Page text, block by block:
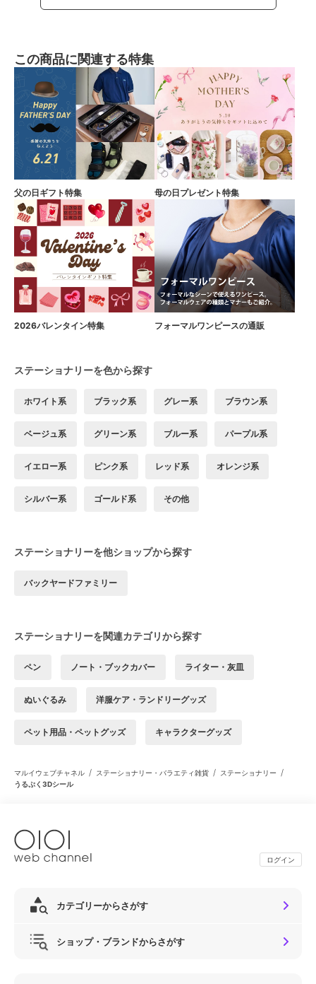
この商品に関連する特集
父の日ギフト特集 母の日プレゼント特集
2026バレンタイン特集 フォーマルワンピースの通販
ステーショナリーを色から探す
ホワイト系 ブラック系 グレー系 ブラウン系
ベージュ系 グリーン系 ブルー系 パープル系
イエロー系 ピンク系 レッド系 オレンジ系
シルバー系 ゴールド系 その他
ステーショナリーを他ショップから探す
バックヤードファミリー
ステーショナリーを関連カテゴリから探す
ペン ノート・ブックカバー ライター・灰皿
ぬいぐるみ 洋服ケア・ランドリーグッズ
ペット用品・ペットグッズ キャラクターグッズ
マルイウェブチャネル / ステーショナリー・バラエティ雑貨 / ステーショナリー /
うるぷく3Dシール
ログイン
カテゴリーからさがす
ショップ・ブランドからさがす